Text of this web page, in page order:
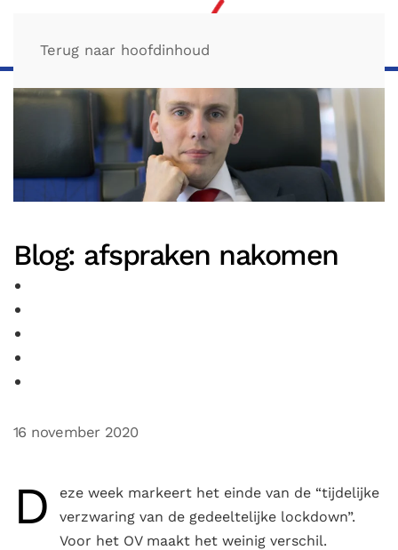
Terug naar hoofdinhoud
Blog: afspraken nakomen
16 november 2020
D
eze week markeert het einde van de “tijdelijke
verzwaring van de gedeeltelijke lockdown”.
Voor het OV maakt het weinig verschil.